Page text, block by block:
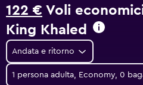
122 € Voli
King Khaled
Andata e ritorno
1 persona adulta, Economy, 0